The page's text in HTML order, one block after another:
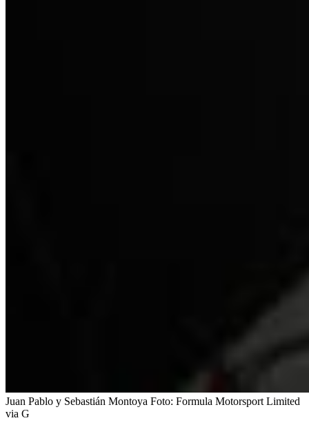
Juan Pablo y Sebastián Montoya Foto: Formula Motorsport Limited
via G